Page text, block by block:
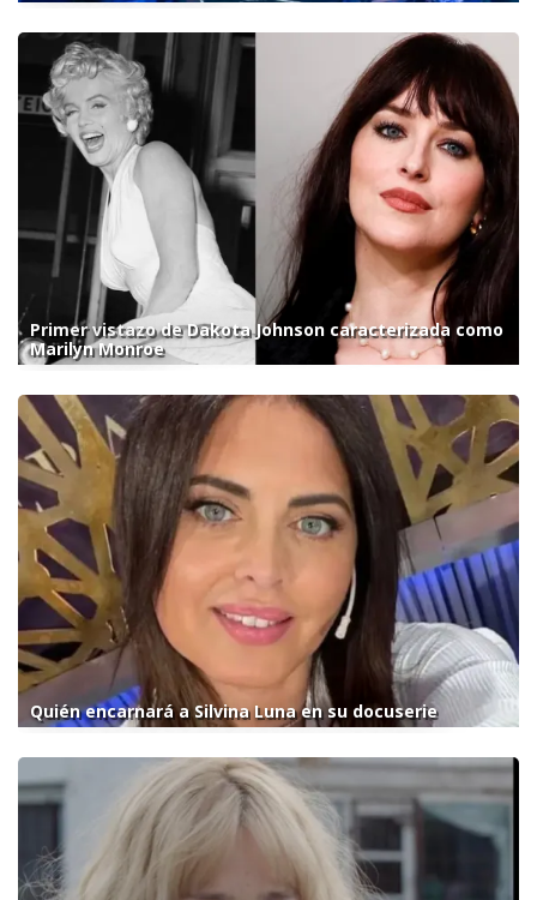
Primer vistazo de Dakota Johnson caracterizada como
Marilyn Monroe
Quién encarnará a Silvina Luna en su docuserie